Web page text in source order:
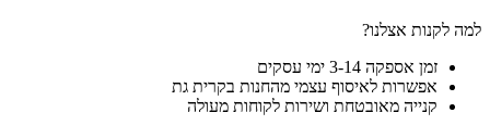
למה לקנות אצלנו?
זמן אספקה 3-14 ימי עסקים
אפשרות לאיסוף עצמי מהחנות בקרית גת
קנייה מאובטחת ושירות לקוחות מעולה